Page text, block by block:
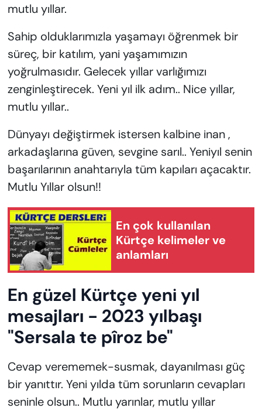
mutlu yıllar.
Sahip olduklarımızla yaşamayı öğrenmek bir
süreç, bir katılım, yani yaşamımızın
yoğrulmasıdır. Gelecek yıllar varlığımızı
zenginleştirecek. Yeni yıl ilk adım.. Nice yıllar,
mutlu yıllar..
Dünyayı değiştirmek istersen kalbine inan ,
arkadaşlarına güven, sevgine sarıl.. Yeniyıl senin
başarılarının anahtarıyla tüm kapıları açacaktır.
Mutlu Yıllar olsun!!
En çok kullanılan
Kürtçe kelimeler ve
anlamları
En güzel Kürtçe yeni yıl
mesajları - 2023 yılbaşı
"Sersala te pîroz be"
Cevap verememek-susmak, dayanılması güç
bir yanıttır. Yeni yılda tüm sorunların cevapları
seninle olsun.. Mutlu yarınlar, mutlu yıllar